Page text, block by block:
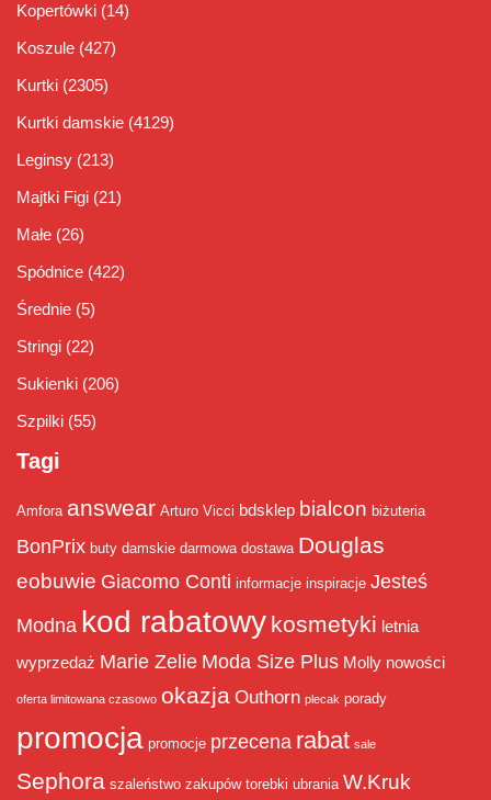
Kopertówki (14)
Koszule (427)
Kurtki (2305)
Kurtki damskie (4129)
Leginsy (213)
Majtki Figi (21)
Małe (26)
Spódnice (422)
Średnie (5)
Stringi (22)
Sukienki (206)
Szpilki (55)
Tagi
Amfora answear Arturo Vicci bdsklep bialcon biżuteria
BonPrix buty damskie darmowa dostawa Douglas
eobuwie Giacomo Conti informacje inspiracje Jesteś
Modna kod rabatowy kosmetyki letnia
wyprzedaż Marie Zelie Moda Size Plus Molly nowości
oferta limitowana czasowo okazja Outhorn plecak porady
promocja promocje przecena rabat sale
Sephora szaleństwo zakupów torebki ubrania W.Kruk